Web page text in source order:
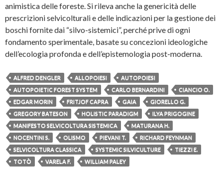
animistica delle foreste. Si rileva anche la genericità delle
prescrizioni selvicolturali e delle indicazioni per la gestione dei
boschi fornite dai “silvo-sistemici”, perché prive di ogni
fondamento sperimentale, basate su concezioni ideologiche
dell’ecologia profonda e dell’epistemologia post-moderna.
ALFRED DENGLER ALLOPOIESI
AUTOPOIESI
AUTOPOIETIC FOREST SYSTEM
CARLO BERNARDINI
CIANCIO O.
EDGAR MORIN
FRITJOF CAPRA GAIA
GIORELLO G.
GREGORY BATESON
HOLISTIC PARADIGM
ILYA PRIGOGINE
MANIFESTO SELVICOLTURA SISTEMICA
MATURANA H.
NOCENTINI S.
OLISMO PIEVANI T.
RICHARD FEYNMAN
SELVICOLTURA CLASSICA
SYSTEMIC SILVICULTURE
TIEZZI E.
TOTÒ
VARELA F. WILLIAM PALEY